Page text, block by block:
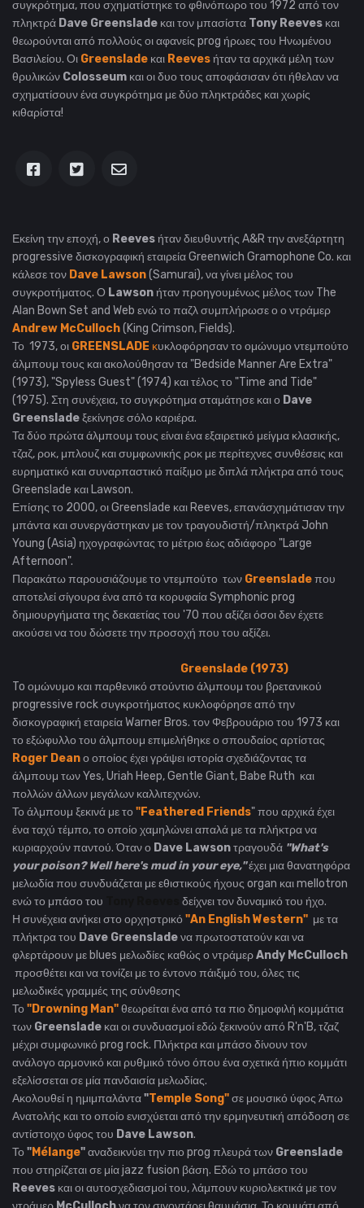
συγκρότημα, που σχηματίστηκε το φθινόπωρο του 1972 από τον
πληκτρά Dave Greenslade και τον μπασίστα Tony Reeves και
θεωρούνται από πολλούς οι αφανείς prog ήρωες του Ηνωμένου
Βασιλείου. Οι Greenslade και Reevesήταν τα αρχικά μέλη των
θρυλικών Colosseum και οιδυο τους αποφάσισαν ότι ήθελαν να
σχηματίσουν ένα συγκρότημα με δύο πληκτράδες και χωρίς
κιθαρίστα!
Εκείνη την εποχή, ο Reevesήταν διευθυντής A&R την ανεξάρτητη
progressive δισκογραφική εταιρεία Greenwich Gramophone Co. και
κάλεσε τον Dave Lawson(Samurai), να γίνει μέλος του
συγκροτήματος. Ο Lawsonήταν προηγουμένως μέλος των The
Alan Bown Set and Web ενώ το παζλ συμπλήρωσε ο ο ντράμερ
Andrew McCulloch(King Crimson, Fields).
Το 1973, οι GREENSLADE κυκλοφόρησαν το ομώνυμο ντεμπούτο
άλμπουμ τους και ακολούθησαν τα "Bedside Manner Are Extra"
(1973), "Spyless Guest" (1974) και τέλος το "Time and Tide"
(1975). Στη συνέχεια, το συγκρότημα σταμάτησε και ο Dave
Greensladeξεκίνησε σόλο καριέρα.
Τα δύο πρώτα άλμπουμ τους είναι ένα εξαιρετικό μείγμα κλασικής,
τζαζ, ροκ, μπλουζ και συμφωνικής ροκ με περίτεχνες συνθέσεις και
ευρηματικό και συναρπαστικό παίξιμο με διπλά πλήκτρα από τους
Greenslade και Lawson.
Επίσης το 2000, οι Greenslade και Reeves, επανάσχημάτισαν την
μπάντα και συνεργάστηκαν με τον τραγουδιστή/πληκτρά John
Young (Asia) ηχογραφώντας το μέτριο έως αδιάφορο "Large
Afternoon".
Παρακάτω παρουσιάζουμε το ντεμπούτο των Greensladeπου
αποτελεί σίγουρα ένα από τα κορυφαία Symphonic prog
δημιουργήματα της δεκαετίας του '70 που αξίζει όσοι δεν έχετε
ακούσει να του δώσετε την προσοχή που του αξίζει.
Greenslade (1973)
To ομώνυμο και παρθενικό στούντιο άλμπουμ του βρετανικού
progressive rock συγκροτήματος κυκλοφόρησε από την
δισκογραφική εταιρεία Warner Bros. τον Φεβρουάριο του 1973 και
το εξώφυλλο του άλμπουμ επιμελήθηκε ο σπουδαίος αρτίστας
Roger Deanο οποίος έχει γράψει ιστορία σχεδιάζοντας τα
άλμπουμ των Yes, Uriah Heep, Gentle Giant, Babe Ruth και
πολλών άλλων μεγάλων καλλιτεχνών.
Το άλμπουμ ξεκινά με το "Feathered Friends" που αρχικά έχει
ένα ταχύ τέμπο, το οποίο χαμηλώνει απαλά με ταπλήκτρα να
κυριαρχούν παντού.Όταν ο Dave Lawsonτραγουδά "What's
your poison? Well here's mud in your eye,"έχει μια θανατηφόρα
μελωδία που συνδυάζεται με εθιστικούς ήχους organ και mellotron
ενώ το μπάσο του
δείχνει τον δυναμικό του ήχο.
Η συνέχεια ανήκει στο ορχηστρικό "An English Western" με τα
πλήκτρα του Dave Greensladeνα πρωτοστατούν και να
φλερτάρουν με blues μελωδίες καθώς ο ντράμερAndy McCulloch
προσθέτει και να τονίζει με το έντονο πάιξιμό του, όλες τις
μελωδικές γραμμές της σύνθεσης
Το "Drowning Man"θεωρείται ένα από τα πιο δημοφιλή κομμάτια
των Greenslade και οι συνδυασμοί εδώ ξεκινούν από R'n'B, τζαζ
μέχρι συμφωνικό prog rock. Πλήκτρα και μπάσο δίνουν τον
ανάλογο αρμονικό και ρυθμικό τόνο όπου ένα σχετικά ήπιο κομμάτι
εξελίσσεται σε μία πανδαισία μελωδίας.
Ακολουθεί η ημιμπαλάντα"Temple Song"σε μουσικό ύφος Άπω
Ανατολής και το οποίο ενισχύεται από την ερμηνευτική απόδοση σε
αντίστοιχο ύφος του Dave Lawson.
Το "Mélange"αναδεικνύει την πιο prog πλευρά των Greenslade
που στηρίζεται σε μία jazz fusion βάση. Εδώ το μπάσο του
Reeves και οι αυτοσχεδιασμοί του, λάμπουν κυριολεκτικά με τον